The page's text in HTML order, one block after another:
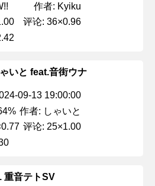
作者: Kyiku
评论: 36×0.96
いと feat.音街ウナ
09-13 19:00:00
作者: しゃいと
评论: 25×1.00
重音テトSV